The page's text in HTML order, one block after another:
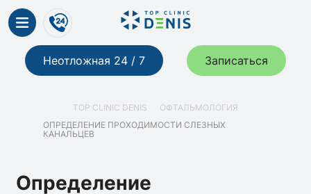
Неотложная 24 / 7 Записаться
TOP CLINIC DENIS
ОФТАЛЬМОЛОГИЯ
ОПРЕДЕЛЕНИЕ ПРОХОДИМОСТИ СЛЕЗНЫХ
КАНАЛЬЦЕВ
Определение